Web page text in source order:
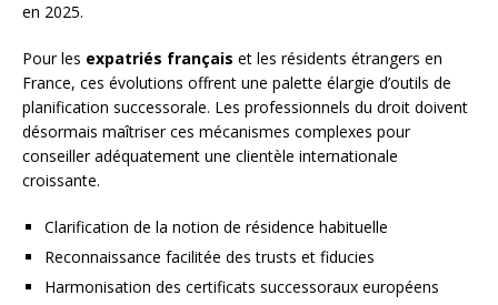
en 2025.
Pour les expatriés français et les résidents étrangers en
France, ces évolutions offrent une palette élargie d’outils de
planification successorale. Les professionnels du droit doivent
désormais maîtriser ces mécanismes complexes pour
conseiller adéquatement une clientèle internationale
croissante.
Clarification de la notion de résidence habituelle
Reconnaissance facilitée des trusts et fiducies
Harmonisation des certificats successoraux européens